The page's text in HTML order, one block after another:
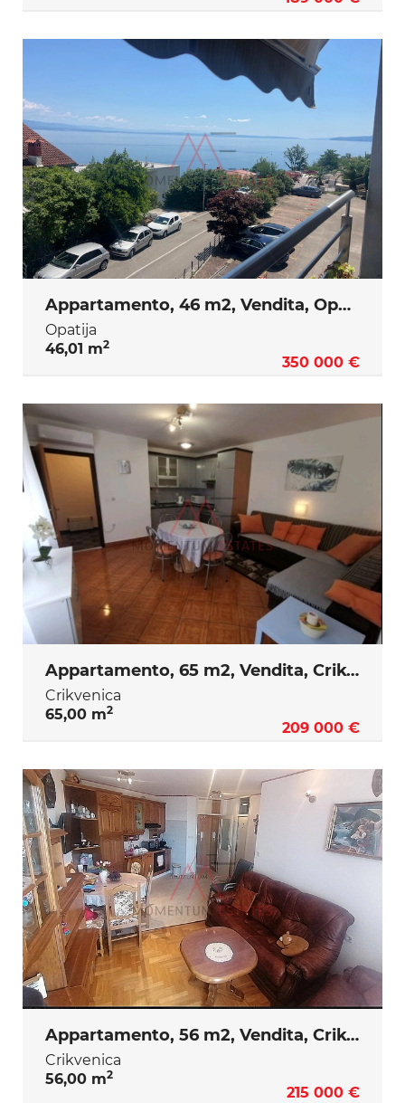
Appartamento, 46 m2, Vendita, Opatija
Opatija
46,01 m2
350 000 €
Appartamento, 65 m2, Vendita, Crikvenica
Crikvenica
65,00 m2
209 000 €
Appartamento, 56 m2, Vendita, Crikvenica
Crikvenica
56,00 m2
215 000 €